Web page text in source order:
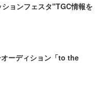
ョンフェスタ"TGC情報を
ーディション「to the